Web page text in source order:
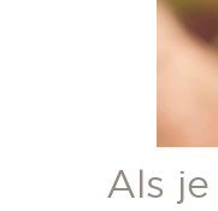
Als